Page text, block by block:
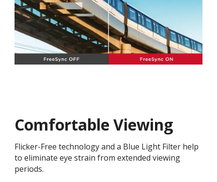
Comfortable Viewing
Flicker-Free technology and a Blue Light Filter help
to eliminate eye strain from extended viewing
periods.